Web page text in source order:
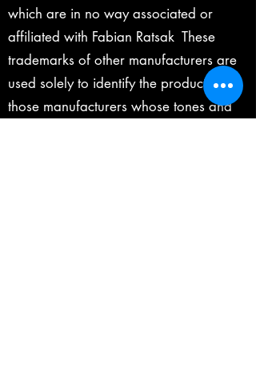
which are in no way associated or
affiliated with Fabian Ratsak These
trademarks of other manufacturers are
used solely to identify the products of
those manufacturers whose tones and